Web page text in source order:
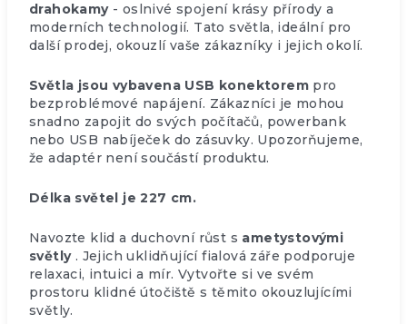
drahokamy- oslnivé spojení krásy přírody a
moderních technologií. Tato světla, ideální pro
další prodej, okouzlí vaše zákazníky i jejich okolí.
Světla jsou vybavena USB konektorem pro
bezproblémové napájení. Zákazníci je mohou
snadno zapojit do svých počítačů, powerbank
nebo USB nabíječek do zásuvky. Upozorňujeme,
že adaptér není součástí produktu.
Délka světel je 227 cm.
Navozte klid a duchovní růst s ametystovými
světly. Jejich uklidňující fialová záře podporuje
relaxaci, intuici a mír. Vytvořte si ve svém
prostoru klidné útočiště s těmito okouzlujícími
světly.